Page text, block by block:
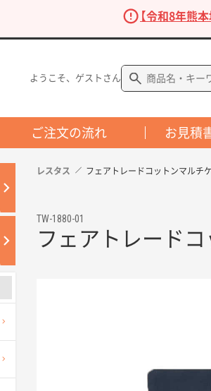
【令和8年熊
ようこそ、ゲストさん
ご注文の流れ お見積
レスタス フェアトレードコットンマルチ
TW-1880-01
フェアトレード